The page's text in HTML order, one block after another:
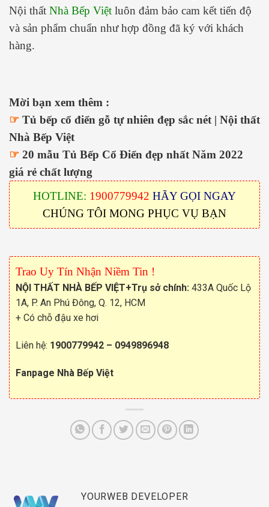
Nội thất Nhà Bếp Việt luôn đảm bảo cam kết tiến độ
và sản phẩm chuẩn như hợp đồng đã ký với khách
hàng.
Mời bạn xem thêm :
☞ Tủ bếp cổ điển gỗ tự nhiên đẹp sắc nét | Nội thất
Nhà Bếp Việt
☞ 20 mẫu Tủ Bếp Cổ Điển đẹp nhất Năm 2022
giá rẻ chất lượng
HOTLINE: 1900779942 HÃY GỌI NGAY
CHÚNG TÔI MONG PHỤC VỤ BẠN
Trao Uy Tín Nhận Niềm Tin !
NỘI THẤT NHÀ BẾP VIỆT+Trụ sở chính: 433A Quốc Lộ
1A, P. An Phú Đông, Q. 12, HCM
+ Có chỗ đậu xe hơi
Liên hệ: 1900779942 – 0949896948
Fanpage Nhà Bếp Việt
YOURWEB DEVELOPER